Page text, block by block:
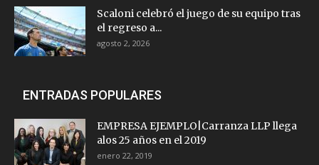
Scaloni celebró el juego de su equipo tras
el regreso a...
agosto 2, 2026
ENTRADAS POPULARES
EMPRESA EJEMPLO|Carranza LLP llega
alos 25 años en el 2019
enero 22, 2019